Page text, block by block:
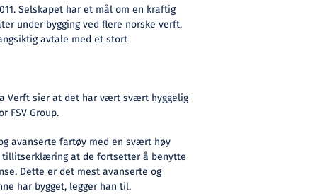
Selskapet har et mål om en kraftig
under bygging ved flere norske verft.
avtale med et stort
Verft sier at det har vært svært hyggelig
FSV Group.
avanserte fartøy med en svært høy
tillitserklæring at de fortsetter å benytte
Dette er det mest avanserte og
har bygget, legger han til.